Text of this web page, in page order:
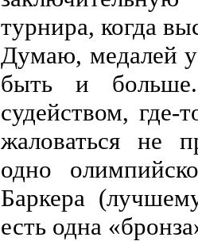
турнира, когда
Думаю, медалей
быть и
судейством,
жаловаться не
одно
Баркера
есть одна